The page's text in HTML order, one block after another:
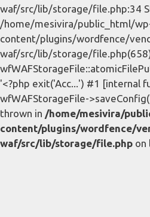
waf/src/lib/storage/file.php:34
/home/mesivira/public_html/
content/plugins/wordfence/
waf/src/lib/storage/
'<?php exit('Acc...') #1 [internal
wfWAFStorageFile-
thrown in /home/mesivira/
content/plugins/wordfence/
waf/src/lib/storage/file.php on